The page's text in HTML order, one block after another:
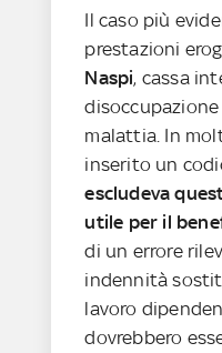
Il caso più
prestazioni
Naspi, cassa
malattia. In
inserito un
escludeva
utile per il
di un errore
indennità
lavoro
dovrebbero